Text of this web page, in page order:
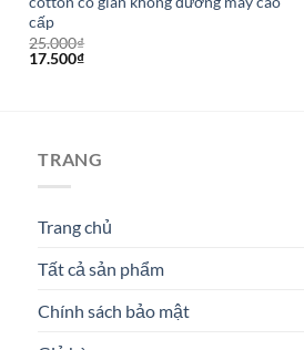
cấp
25.000₫
17.500₫
TRANG
Trang chủ
Tất cả sản phẩm
Chính sách bảo mật